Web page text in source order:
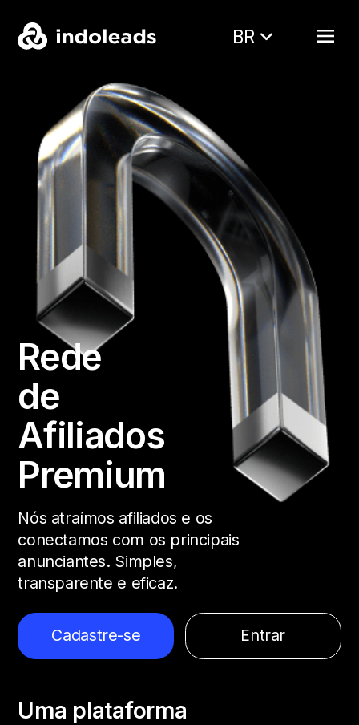
BR
Rede
de
Afiliados
Premium
Nós atraímos afiliados e os
conectamos com os principais
anunciantes. Simples,
transparente e eficaz.
Uma plataforma
Cadastre-se Entrar